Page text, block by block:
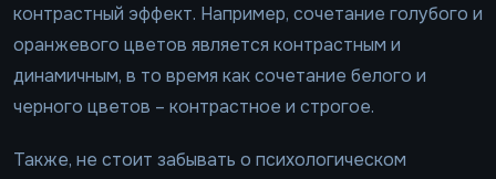
контрастный эффект. Например, сочетание голубого и
оранжевого цветов является контрастным и
динамичным, в то время как сочетание белого и
черного цветов – контрастное и строгое.
Также, не стоит забывать о психологическом